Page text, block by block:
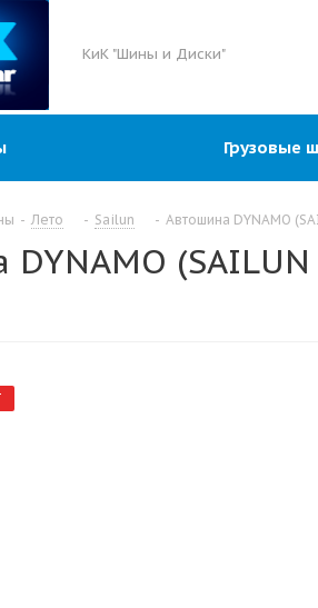
КиК "Шины и Диски"
Грузовые
- Лето - Sailun - Автошина DYNAMO